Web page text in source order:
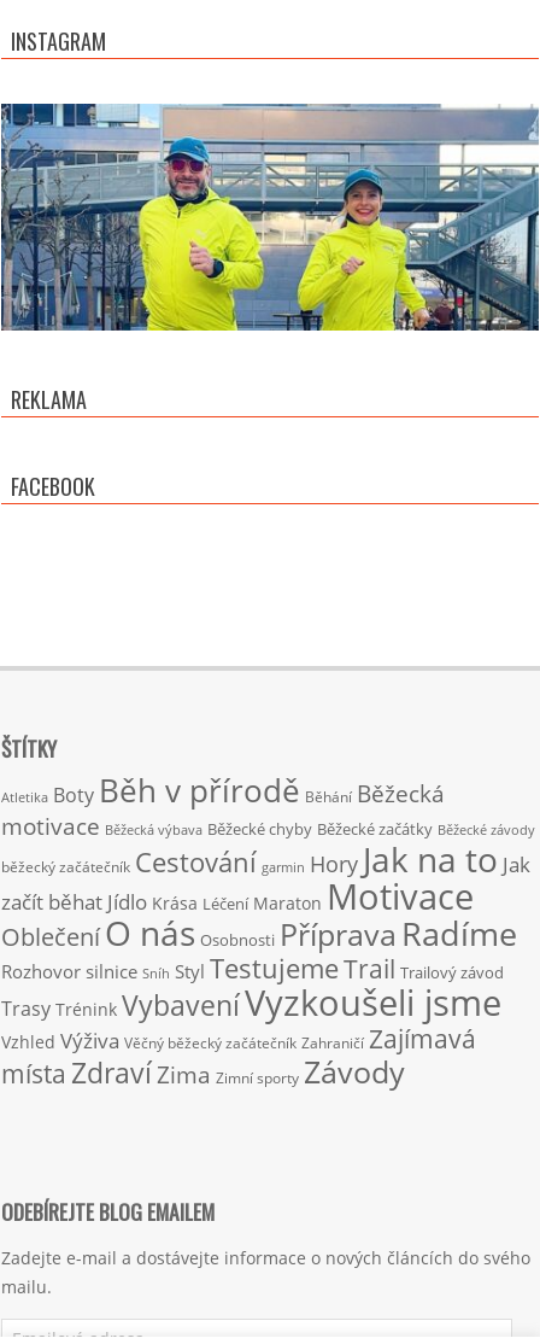
INSTAGRAM
REKLAMA
FACEBOOK
ŠTÍTKY
Atletika Boty Běh v přírodě Běhání Běžecká
motivace Běžecká výbava Běžecké chyby Běžecké začátky Běžecké závody
běžecký začátečník Cestování garmin Hory Jak na to Jak
začít běhat Jídlo Krása Léčení Maraton Motivace
OblečeníO nás Osobnosti Příprava Radíme
Rozhovor silnice Sníh Styl TestujemeTrail Trailový závod
Trasy Trénink VybaveníVyzkoušeli jsme
Vzhled Výživa Věčný běžecký začátečník Zahraničí Zajímavá
místa ZdravíZima Zimní sporty Závody
ODEBÍREJTE BLOG EMAILEM
Zadejte e-mail a dostávejte informace o nových článcích do svého
mailu.
Emailová